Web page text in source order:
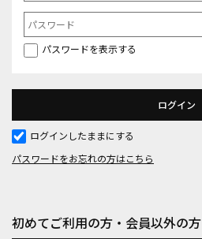
パスワードを表示する
ログインしたままにする
パスワードをお忘れの方はこちら
初めてご利用の方・会員以外の方